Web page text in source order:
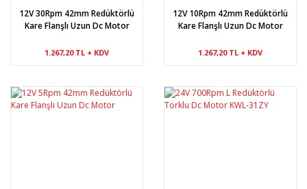
12V 30Rpm 42mm Redüktörlü
Kare Flanşlı Uzun Dc Motor
1.267,20 TL + KDV
12V 10Rpm 42mm Redüktörlü
Kare Flanşlı Uzun Dc Motor
1.267,20 TL + KDV